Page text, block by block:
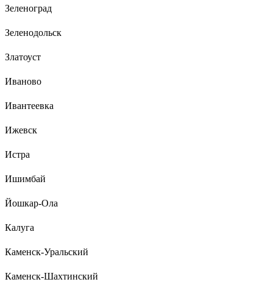
Зеленоград
Зеленодольск
Златоуст
Иваново
Ивантеевка
Ижевск
Истра
Ишимбай
Йошкар-Ола
Калуга
Каменск-Уральский
Каменск-Шахтинский